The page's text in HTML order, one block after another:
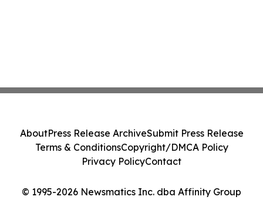
© 1995-2026 Newsmatics Inc. dba Affinity Group
AboutPress Release ArchiveSubmit Press Release
Terms & ConditionsCopyright/DMCA Policy
Privacy PolicyContact